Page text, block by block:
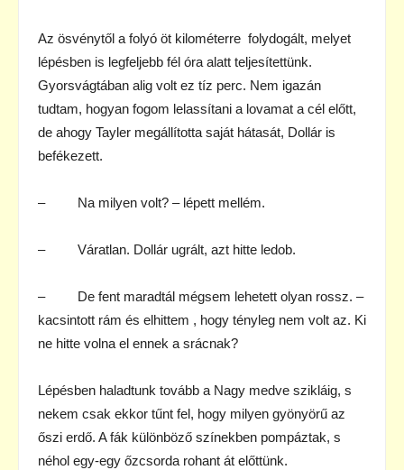
Az ösvénytől a folyó öt kilométerre folydogált, melyet
lépésben is legfeljebb fél óra alatt teljesítettünk.
Gyorsvágtában alig volt ez tíz perc. Nem igazán
tudtam, hogyan fogom lelassítani a lovamat a cél előtt,
de ahogy Tayler megállította saját hátasát, Dollár is
befékezett.
– Na milyen volt? – lépett mellém.
– Váratlan. Dollár ugrált, azt hitte ledob.
– De fent maradtál mégsem lehetett olyan rossz. –
kacsintott rám és elhittem , hogy tényleg nem volt az. Ki
ne hitte volna el ennek a srácnak?
Lépésben haladtunk tovább a Nagy medve szikláig, s
nekem csak ekkor tűnt fel, hogy milyen gyönyörű az
őszi erdő. A fák különböző színekben pompáztak, s
néhol egy-egy őzcsorda rohant át előttünk.